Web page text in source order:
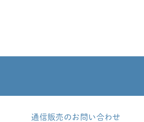
通信販売のお問い合わせ